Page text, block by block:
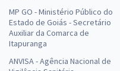
MP GO - Ministério Público do
Estado de Goiás - Secretário
Auxiliar da Comarca de
Itapuranga
ANVISA - Agência Nacional de